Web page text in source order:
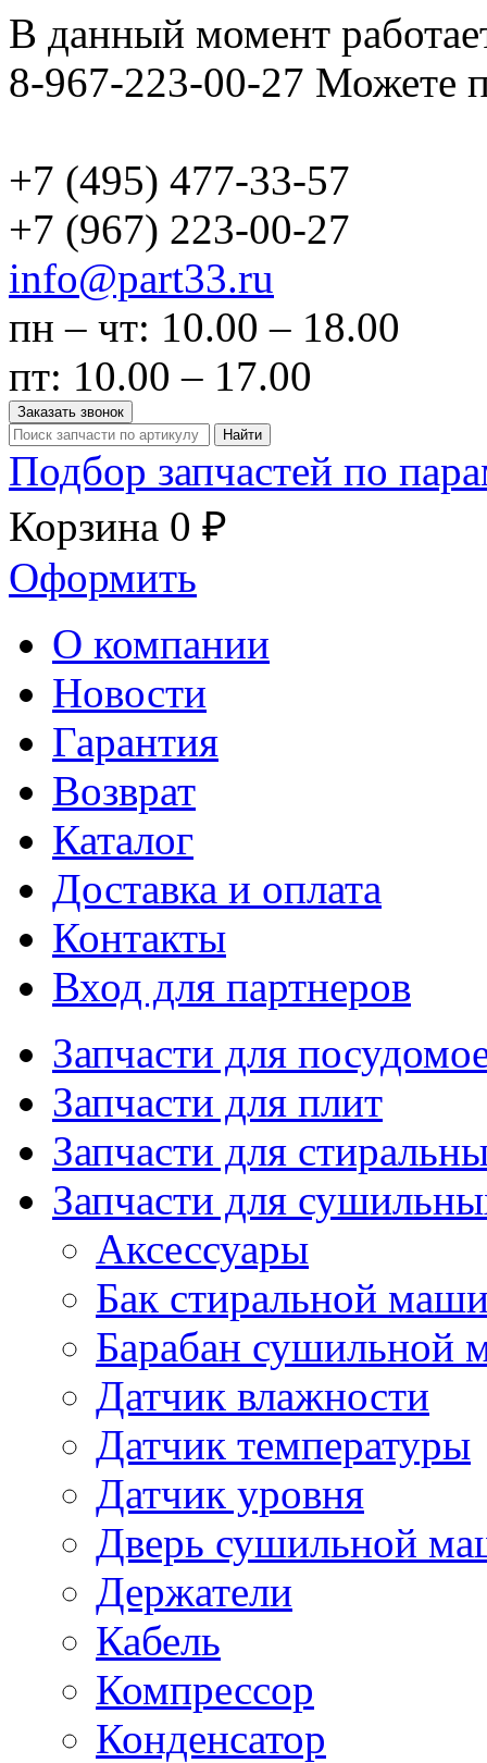
В данный момент
8-967-223-00-27 Можете
+7 (495) 477-33-57
+7 (967) 223-00-27
info@part33.ru
пн – чт: 10.00 – 18.00
пт: 10.00 – 17.00
Заказать звонок
Найти
Подбор запчастей по
Корзина 0 ₽
Оформить
О компании
Новости
Гарантия
Возврат
Каталог
Доставка и оплата
Контакты
Вход для партнеров
Запчасти для
Запчасти для плит
Запчасти для
Запчасти для
Аксессуары
Бак стиральной
Барабан сушильной
Датчик влажности
Датчик температуры
Датчик уровня
Дверь сушильной
Держатели
Кабель
Компрессор
Конденсатор